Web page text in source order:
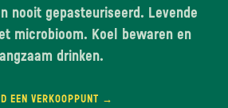
nooit gepasteuriseerd. Levende
microbioom. Koel bewaren en
langzaam drinken.
EEN VERKOOPPUNT →